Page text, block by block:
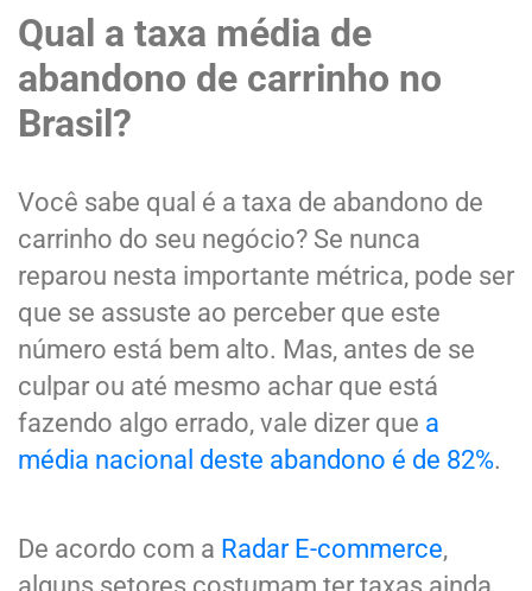
Qual a taxa média de
abandono de carrinho no
Brasil?
Você sabe qual é a taxa de abandono de
carrinho do seu negócio? Se nunca
reparou nesta importante métrica, pode ser
que se assuste ao perceber que este
número está bem alto. Mas, antes de se
culpar ou até mesmo achar que está
fazendo algo errado, vale dizer que a
média nacional deste abandono é de 82%.
De acordo com a Radar E-commerce,